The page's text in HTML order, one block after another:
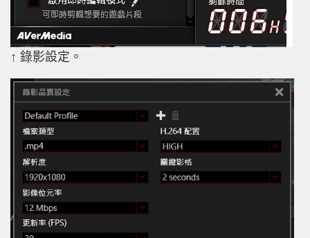
↑ 錄影設定。